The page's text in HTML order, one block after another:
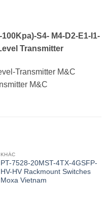
S4- M4-D2-E1-I1-
Transmitter
Transmitter M&C
M&C
KHÁC
PT-7528-20MST-4TX-4GSFP-
HV-HV Rackmount Switches
Moxa Vietnam